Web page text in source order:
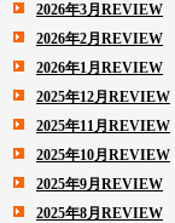
2026年3月REVIEW
2026年2月REVIEW
2026年1月REVIEW
2025年12月REVIEW
2025年11月REVIEW
2025年10月REVIEW
2025年9月REVIEW
2025年8月REVIEW